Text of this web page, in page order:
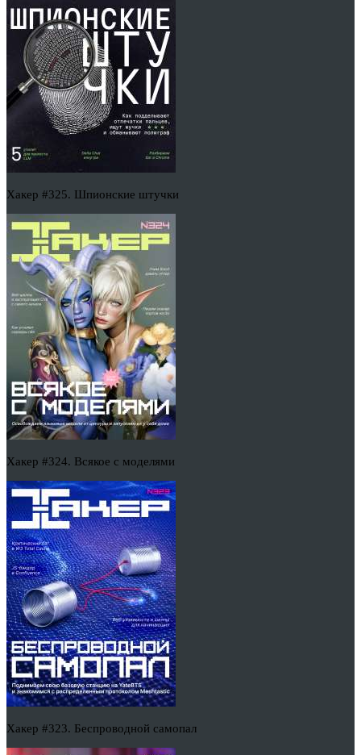
Хакер #325. Шпионские штучки
Хакер #324. Всякое с моделями
Хакер #323. Беспроводной самопал